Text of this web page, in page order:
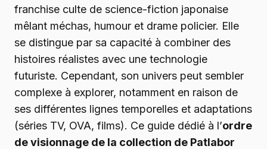
franchise culte de science-fiction japonaise
mêlant méchas, humour et drame policier. Elle
se distingue par sa capacité à combiner des
histoires réalistes avec une technologie
futuriste. Cependant, son univers peut sembler
complexe à explorer, notamment en raison de
ses différentes lignes temporelles et adaptations
(séries TV, OVA, films). Ce guide dédié à l’ordre
de visionnage de la collection de Patlabor